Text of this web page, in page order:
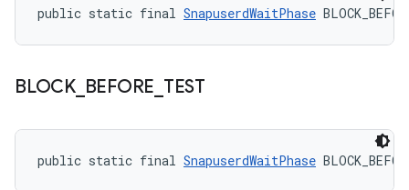
public static final SnapuserdWaitPhase
BLOCK_ BEFORE TEST
public static final SnapuserdWaitPhase